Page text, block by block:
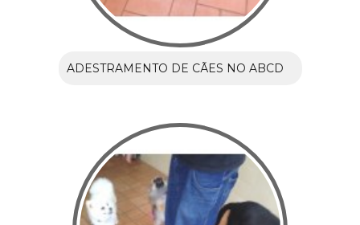
ADESTRAMENTO DE CÃES NO ABCD